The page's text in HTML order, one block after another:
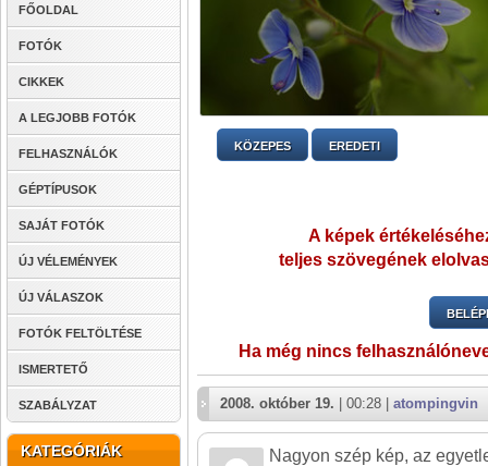
FŐOLDAL
FOTÓK
CIKKEK
A LEGJOBB FOTÓK
FELHASZNÁLÓK
GÉPTÍPUSOK
SAJÁT FOTÓK
ÚJ VÉLEMÉNYEK
ÚJ VÁLASZOK
FOTÓK FELTÖLTÉSE
ISMERTETŐ
SZABÁLYZAT
KATEGÓRIÁK
KÖZEPES EREDETI
A képek
teljes szövegének
Ha még nincs
2008. október 19. | 00:28 | atompingvin
Nagyon szép kép, az